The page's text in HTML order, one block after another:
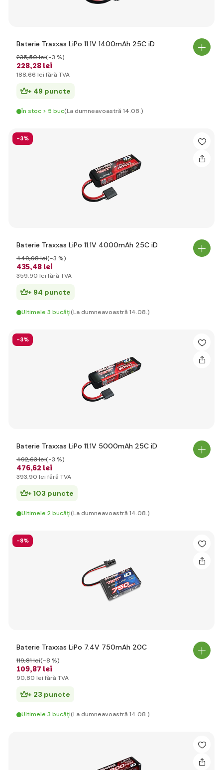
Baterie Traxxas LiPo 11.1V 1400mAh 25C iD
228,28 lei
235,50 lei(-3 %)
188,66 lei fără TVA
+ 49 puncte
În stoc > 5 buc(La dumneavoastră 14.08.)
-3%
Baterie Traxxas LiPo 11.1V 4000mAh 25C iD
435,48 lei
449,98 lei(-3 %)
359,90 lei fără TVA
+ 94 puncte
Ultimele 3 bucăți(La dumneavoastră 14.08.)
-3%
Baterie Traxxas LiPo 11.1V 5000mAh 25C iD
476,62 lei
492,63 lei(-3 %)
393,90 lei fără TVA
+ 103 puncte
Ultimele 2 bucăți(La dumneavoastră 14.08.)
-8%
Baterie Traxxas LiPo 7.4V 750mAh 20C
109,87 lei
119,81 lei(-8 %)
90,80 lei fără TVA
+ 23 puncte
Ultimele 3 bucăți(La dumneavoastră 14.08.)